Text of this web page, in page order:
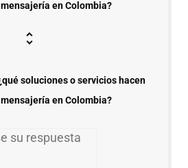
en Colombia?
soluciones o servicios hacen
en Colombia?